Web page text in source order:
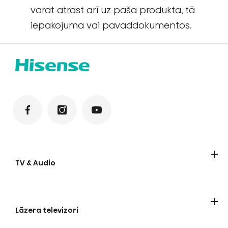
varat atrast arī uz paša produkta, tā
iepakojuma vai pavaddokumentos.
TV & Audio
Lāzera televizori